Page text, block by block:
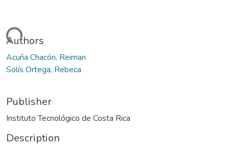
Authors
Acuña Chacón, Reiman
Solís Ortega, Rebeca
Publisher
Instituto Tecnológico de Costa Rica
Description